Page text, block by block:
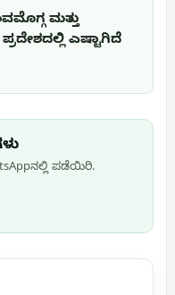
ಮತ್ತು
ಎಷ್ಟಾಗಿದೆ
ಪಡೆಯಿರಿ.